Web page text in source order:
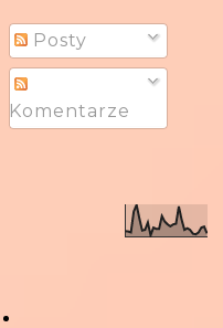
Posty
Komentarze